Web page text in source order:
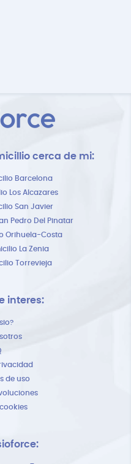
cerca de mi:
Barcelona
Los Alcazares
San Javier
Pedro Del Pinatar
Orihuela-Costa
La Zenia
Torrevieja
interes:
de uso